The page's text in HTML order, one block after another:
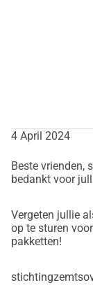
4 April 2024
Beste vrienden,
bedankt voor
Vergeten jullie
op te sturen
pakketten!